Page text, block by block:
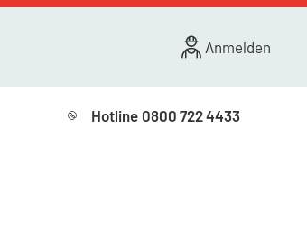
Anmelden
Hotline 0800 722 4433